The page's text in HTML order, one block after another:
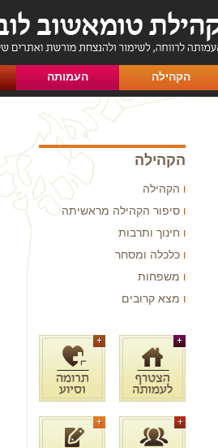
הקהילה העמותה
הקהילה
הקהילה
סיפור הקהילה מראשיתה
חינוך ותרבות
כלכלה ומסחר
משפחות
מצא קרובים